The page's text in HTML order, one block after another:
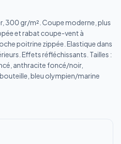
300 gr/m². Coupe moderne, plus
et rabat coupe-vent à
poitrine zippée. Elastique dans
Effets réfléchissants. Tailles :
anthracite foncé/noir,
bleu olympien/marine